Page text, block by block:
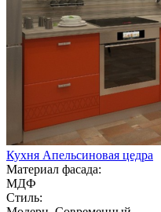
Кухня Апельсиновая цедра
Материал фасада:
МДФ
Стиль: